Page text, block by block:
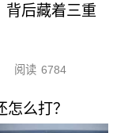
背后藏着三重
阅读 6784
么打？